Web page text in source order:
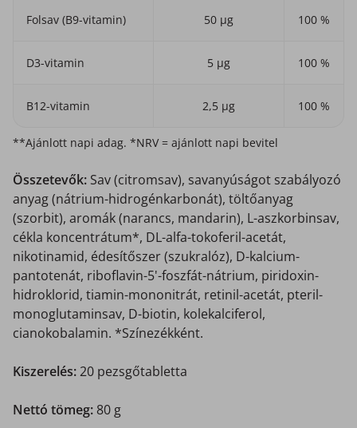
Folsav (B9-vitamin) 50 µg 100 %
D3-vitamin 5 µg 100 %
B12-vitamin 2,5 µg 100 %
**Ajánlott napi adag. *NRV = ajánlott napi bevitel
Összetevők: Sav (citromsav), savanyúságot szabályozó
anyag (nátrium-hidrogénkarbonát), töltőanyag
(szorbit), aromák (narancs, mandarin), L-aszkorbinsav,
cékla koncentrátum*, DL-alfa-tokoferil-acetát,
nikotinamid, édesítőszer (szukralóz), D-kalcium-
pantotenát, riboflavin-5'-foszfát-nátrium, piridoxin-
hidroklorid, tiamin-mononitrát, retinil-acetát, pteril-
monoglutaminsav, D-biotin, kolekalciferol,
cianokobalamin. *Színezékként.
Kiszerelés:20 pezsgőtabletta
Nettó tömeg: 80 g